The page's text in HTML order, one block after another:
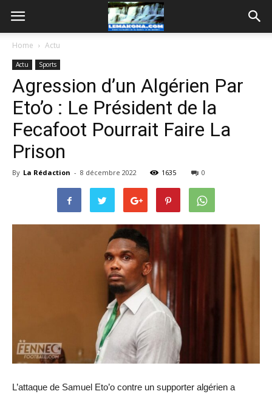
Home Actu
Actu Sports
Agression d’un Algérien Par
Eto’o : Le Président de la
Fecafoot Pourrait Faire La
Prison
By La Rédaction - 8 décembre 2022 1635 0
L’attaque de Samuel Eto’o contre un supporter algérien a